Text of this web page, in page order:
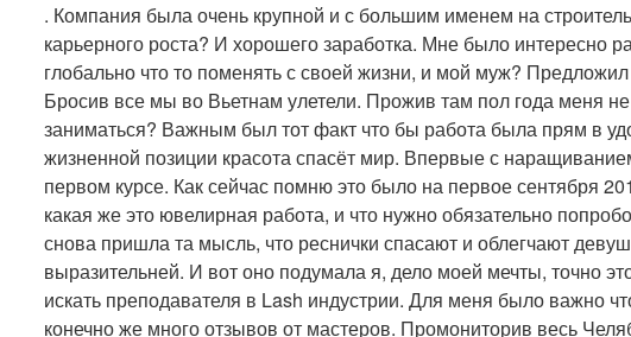
. Компания была очень крупной и с большим именем на
карьерного роста? И хорошего заработка. Мне было интересно
глобально что то поменять с своей жизни, и мой муж?
Бросив все мы во Вьетнам улетели. Прожив там пол года меня
заниматься? Важным был тот факт что бы работа была прям в
жизненной позиции красота спасёт мир. Впервые с
первом курсе. Как сейчас помню это было на первое сентября
какая же это ювелирная работа, и что нужно обязательно
снова пришла та мысль, что реснички спасают и облегчают
выразительней. И вот оно подумала я, дело моей мечты, точно
искать преподавателя в Lash индустрии. Для меня было важно
конечно же много отзывов от мастеров. Промониторив весь